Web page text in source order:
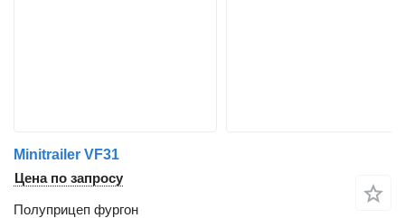
Minitrailer VF31
Цена по запросу
Полуприцеп фургон